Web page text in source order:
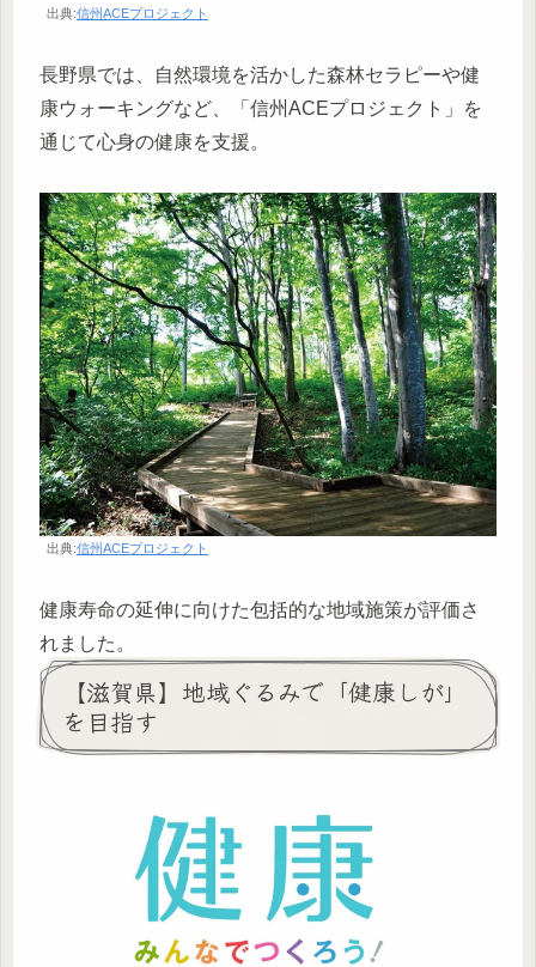
出典:信州ACEプロジェクト
長野県では、自然環境を活かした森林セラピーや健
康ウォーキングなど、「信州ACEプロジェクト」を
通じて心身の健康を支援。
出典:信州ACEプロジェクト
健康寿命の延伸に向けた包括的な地域施策が評価さ
れました。
【滋賀県】地域ぐるみで「健康しが」
を目指す